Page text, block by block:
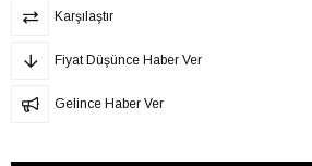
Karşılaştır
Fiyat Düşünce Haber Ver
Gelince Haber Ver